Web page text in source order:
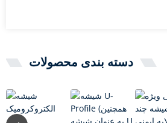
دسته بندی محصولات